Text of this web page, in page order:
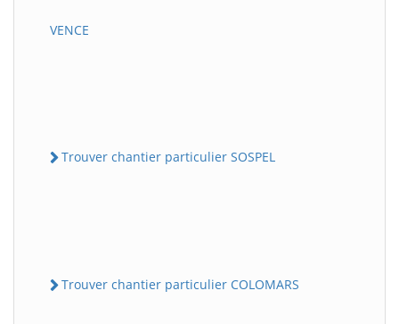
VENCE
Trouver chantier particulier SOSPEL
Trouver chantier particulier COLOMARS